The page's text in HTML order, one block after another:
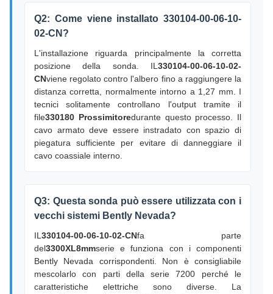
Q2: Come viene installato 330104-00-06-10-
02-CN?
L'installazione riguarda principalmente la corretta
posizione della sonda. IL330104-00-06-10-02-
CNviene regolato contro l'albero fino a raggiungere la
distanza corretta, normalmente intorno a 1,27 mm. I
tecnici solitamente controllano l'output tramite il
file330180 Prossimitoredurante questo processo. Il
cavo armato deve essere instradato con spazio di
piegatura sufficiente per evitare di danneggiare il
cavo coassiale interno.
Q3: Questa sonda può essere utilizzata con i
vecchi sistemi Bently Nevada?
IL330104-00-06-10-02-CNfa parte
del3300XL8mmserie e funziona con i componenti
Bently Nevada corrispondenti. Non è consigliabile
mescolarlo con parti della serie 7200 perché le
caratteristiche elettriche sono diverse. La